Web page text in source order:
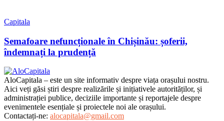
Capitala
Semafoare nefuncționale în Chișinău: șoferii,
îndemnați la prudență
AloCapitala – este un site informativ despre viața orașului nostru.
Aici veți găsi știri despre realizările și inițiativele autorităților, și
administrației publice, deciziile importante și reportajele despre
evenimentele esențiale și proiectele noi ale orașului.
Contactați-ne: alocapitala@gmail.com